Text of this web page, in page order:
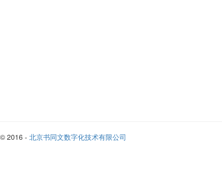
© 2016 - 北京书同文数字化技术有限公司